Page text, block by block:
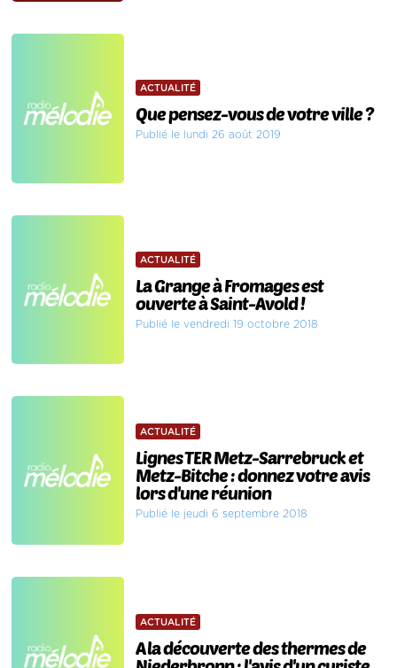
ACTUALITÉ
Que pensez-vous de votre ville ?
Publié le lundi 26 août 2019
ACTUALITÉ
La Grange à Fromages est
ouverte à Saint-Avold !
Publié le vendredi 19 octobre 2018
ACTUALITÉ
Lignes TER Metz-Sarrebruck et
Metz-Bitche : donnez votre avis
lors d'une réunion
Publié le jeudi 6 septembre 2018
ACTUALITÉ
A la découverte des thermes de